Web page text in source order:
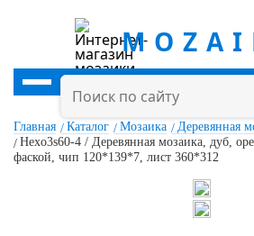
Главная Каталог Мозаика
Деревянная
Hexo3s60-4 / Деревянная мозаика, дуб,
фаской, чип 120*139*7, лист 360*312